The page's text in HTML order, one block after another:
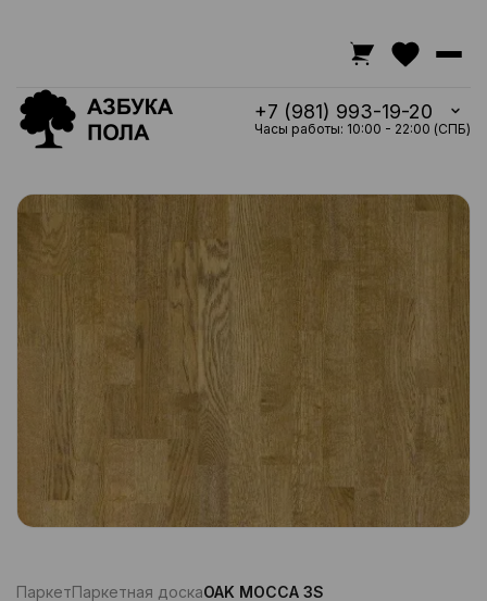
+7 (981) 993-19-20
Часы работы: 10:00 - 22:00 (СПБ)
ПаркетПаркетная доскаOAK MOCCA 3S